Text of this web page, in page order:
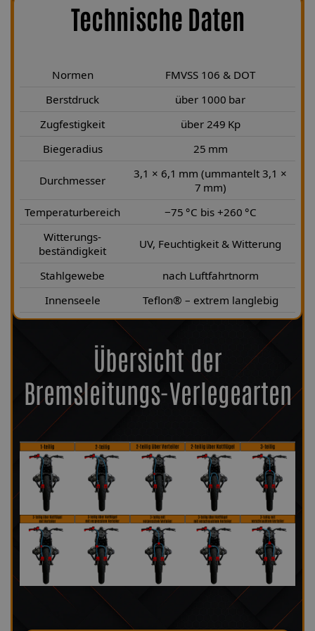
Technische Daten
Normen
FMVSS 106 & DOT
Berstdruck
über 1000 bar
Zugfestigkeit
über 249 Kp
Biegeradius
25 mm
Durchmesser
3,1 × 6,1 mm (ummantelt 3,1 ×
7 mm)
Temperaturbereich
−75 °C bis +260 °C
Witterungs-
beständigkeit
UV, Feuchtigkeit & Witterung
Stahlgewebe
nach Luftfahrtnorm
Innenseele
Teflon® – extrem langlebig
Übersicht der
Bremsleitungs-Verlegearten